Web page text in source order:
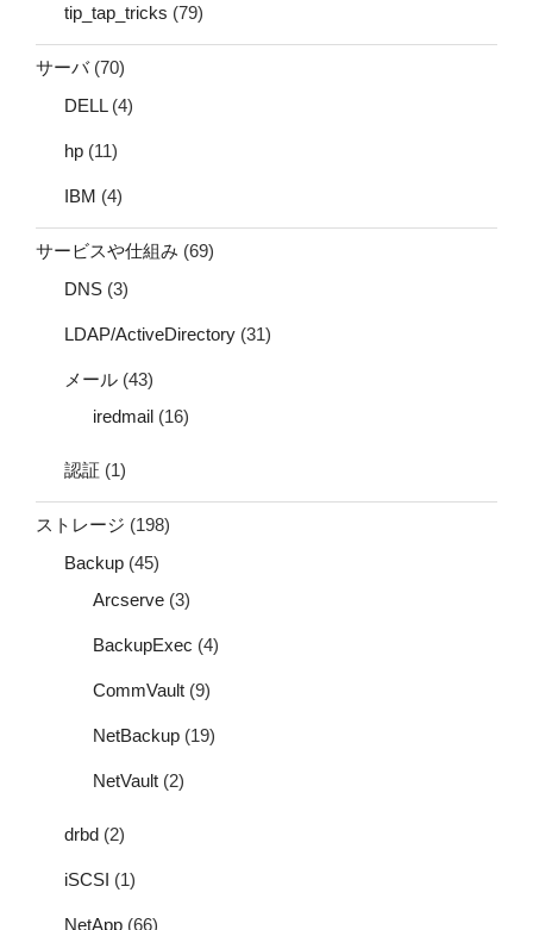
tip_tap_tricks (79)
サーバ(70)
DELL(4)
hp (11)
IBM (4)
サービスや仕組み (69)
DNS (3)
LDAP/ActiveDirectory (31)
メール (43)
iredmail (16)
認証 (1)
ストレージ (198)
Backup (45)
Arcserve (3)
BackupExec (4)
CommVault (9)
NetBackup (19)
NetVault (2)
drbd (2)
iSCSI (1)
NetApp (66)